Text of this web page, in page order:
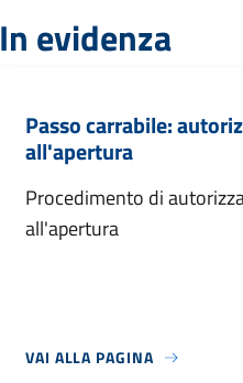
In evidenza
Passo carrabile:
all'apertura
Procedimento di
all'apertura
VAI ALLA PAGINA